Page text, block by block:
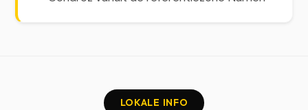
LOKALE INFO